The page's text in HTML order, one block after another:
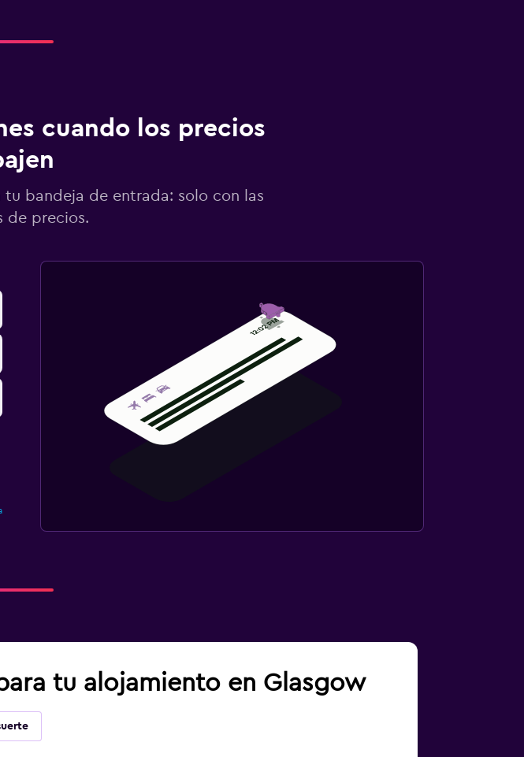
cuando los precios
bandeja de entrada: solo con las
de precios.
tu alojamiento en Glasgow